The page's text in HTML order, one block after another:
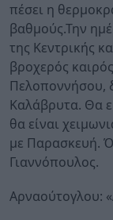
πέσει η
βαθμούς.Την
της Κεντρικής
βροχερός
Πελοποννήσου,
Καλάβρυτα. Θα
θα είναι
με Παρασκευή.
Γιαννόπουλος.
Αρναούτογλου: